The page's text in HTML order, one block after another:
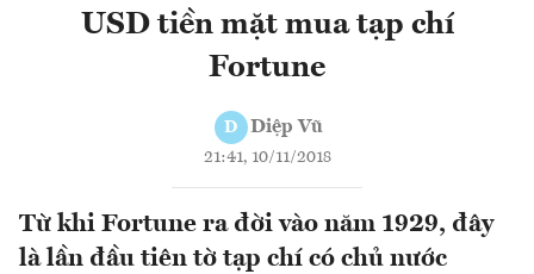
USD tiền mặt mua tạp chí
Fortune
D Diệp Vũ
21:41, 10/11/2018
Từ khi Fortune ra đời vào năm 1929, đây
là lần đầu tiên tờ tạp chí có chủ nước